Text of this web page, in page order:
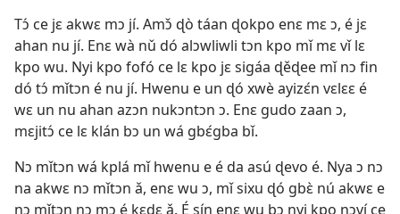
Tɔ́ ce jɛ akwɛ mɔ jí. Amɔ̌ ɖò táan ɖokpo enɛ mɛ ɔ, é jɛ
ahan nu jí. Enɛ wà nǔ dó alɔwliwli tɔn kpo mǐ mɛ vǐ lɛ
kpo wu. Nyi kpo fofó ce lɛ kpo jɛ sigáa ɖěɖee mǐ nɔ fin
dó tɔ́ mǐtɔn é nu jí. Hwenu e un ɖó xwè ayizɛ́n vɛlɛɛ é
wɛ un nu ahan azɔn nukɔntɔn ɔ. Enɛ gudo zaan ɔ,
mɛjitɔ́ ce lɛ klán bɔ un wá gbɛ́gba bǐ.
Nɔ mǐtɔn wá kplá mǐ hwenu e é da asú ɖevo é. Nya ɔ nɔ
na akwɛ nɔ mǐtɔn ǎ, enɛ wu ɔ, mǐ sixu ɖó gbɛ̀ nú akwɛ e
nɔ mǐtɔn nɔ mɔ é kɛɖɛ ǎ. É sín enɛ wu bɔ nyi kpo nɔví ce